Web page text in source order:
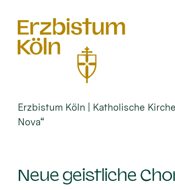
Erzbistum Köln | Katholische Kirche
Nova“
Neue geistliche